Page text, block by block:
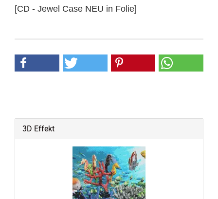
[CD - Jewel Case NEU in Folie]
3D Effekt